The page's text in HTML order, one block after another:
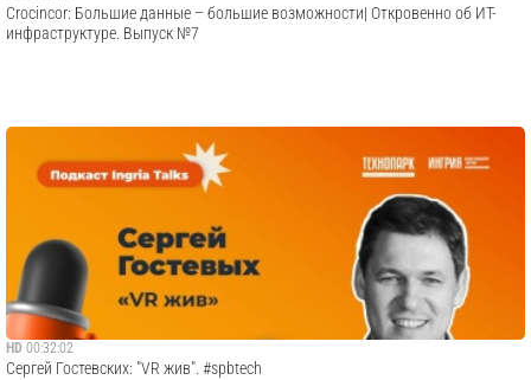
Crocincor: Большие данные – большие возможности| Откровенно об ИТ-
инфраструктуре. Выпуск №7
HD 00:32:02
Сергей Гостевских: "VR жив". #spbtech